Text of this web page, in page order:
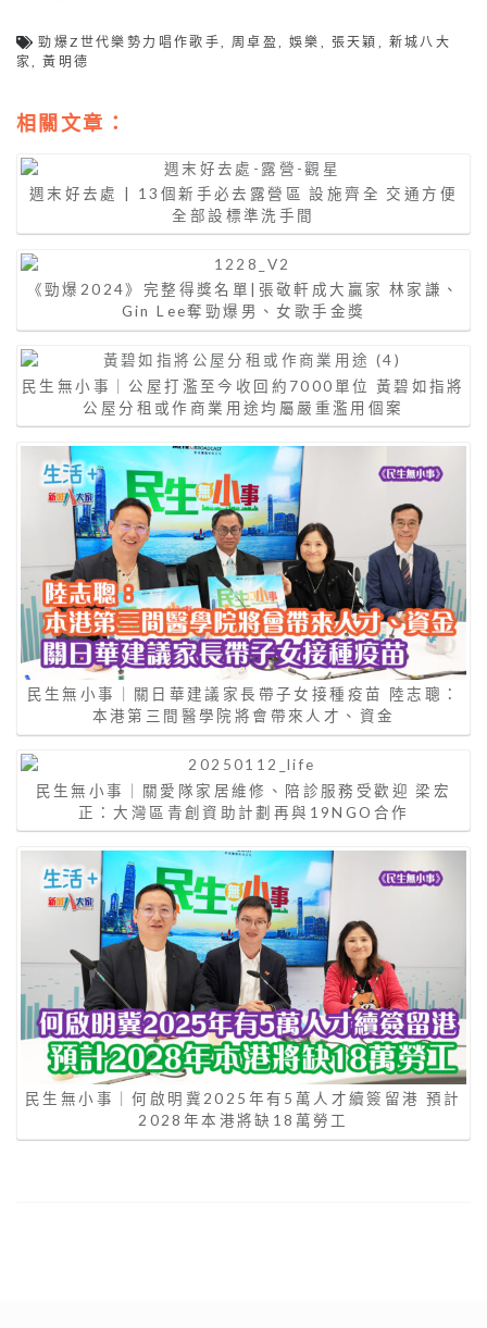
勁爆Z世代樂勢力唱作歌手,周卓盈,娛樂 , 張天穎 , 新城八大
家,黃明德
相關文章：
週末好去處 | 13個新手必去露營區 設施齊全 交通方便
全部設標準洗手間
《勁爆2024》完整得獎名單|張敬軒成大贏家 林家謙、
Gin Lee奪勁爆男、女歌手金獎
民生無小事｜公屋打濫至今收回約7000單位 黃碧如指將
公屋分租或作商業用途均屬嚴重濫用個案
民生無小事｜關日華建議家長帶子女接種疫苗 陸志聰：
本港第三間醫學院將會帶來人才、資金
民生無小事｜關愛隊家居維修、陪診服務受歡迎 梁宏
正：大灣區青創資助計劃再與19NGO合作
民生無小事｜何啟明冀2025年有5萬人才續簽留港 預計
2028年本港將缺18萬勞工